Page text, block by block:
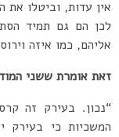
אין עדות, וביטלו את
לכן הם גם תמיד
אליהם, כמו איזה
זאת אומרת ששני
“נכון. בעירק זה
המשכיות כי